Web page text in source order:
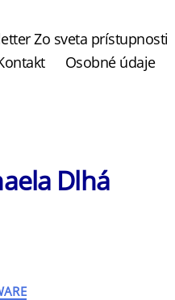
Zo sveta prístupnosti
Osobné údaje
Dlhá